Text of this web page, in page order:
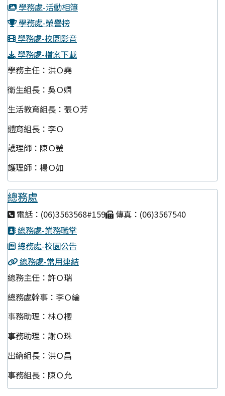
學務處-活動相簿
學務處-榮譽榜
學務處-校園影音
學務處-檔案下載
學務主任：洪Ｏ堯
衛生組長：吳Ｏ嫻
生活教育組長：張Ｏ芳
體育組長：李Ｏ
護理師：陳Ｏ螢
護理師：楊Ｏ如
總務處
電話：(06)3563568#159
傳真：(06)3567540
總務處-業務職掌
總務處-校園公告
總務處-常用連結
總務主任：許Ｏ瑞
總務處幹事：李Ｏ綸
事務助理：林Ｏ櫻
事務助理：謝Ｏ珠
出納組長：洪Ｏ昌
事務組長：陳Ｏ允